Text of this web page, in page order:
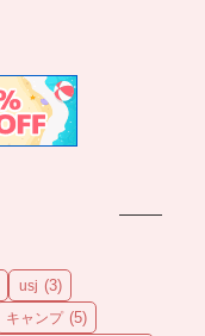
usj (3)
キャンプ(5)